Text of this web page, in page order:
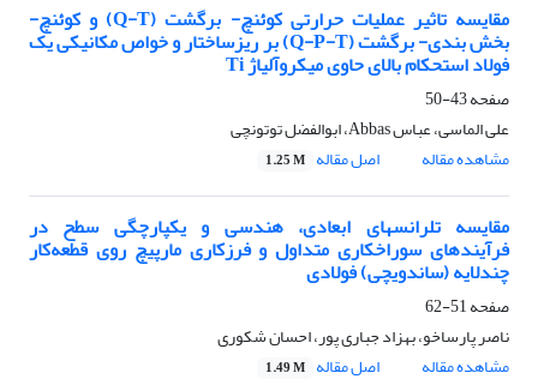
مقایسه تاثیر عملیات حرارتی کوئنچ- برگشت (Q-T) و کوئنچ-
بخش بندی- برگشت (Q-P-T) بر ریزساختار و خواص مکانیکی یک
فولاد استحکام بالای حاوی میکروآلیاژ Ti
صفحه43-50
علی الماسی، عباس Abbas، ابوالفضل توتونچی
مشاهده مقاله
اصل مقاله 1.25 M
مقایسه تلرانسهای ابعادی، هندسی و یکپارچگی سطح در
فرآیندهای سوراخکاری متداول و فرزکاری مارپیچ روی قطعه‌کار
چندلایه (ساندویچی) فولادی
صفحه51-62
ناصر پارساخو، بهزاد جباری پور، احسان شکوری
مشاهده مقاله
اصل مقاله 1.49 M